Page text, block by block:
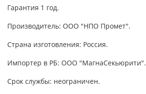
Гарантия 1 год.
Производитель: ООО "НПО Промет".
Страна изготовления: Россия.
Импортер в РБ: ООО "МагнаСекьюрити".
Срок службы: неограничен.